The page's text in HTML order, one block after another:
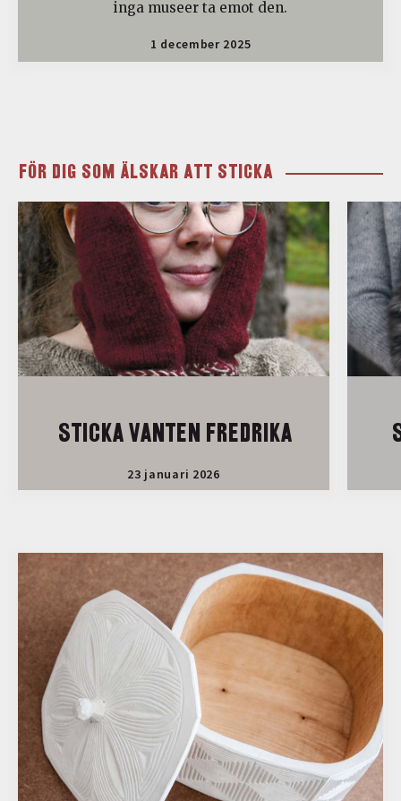
inga museer ta emot den.
1 december 2025
FÖR DIG SOM ÄLSKAR ATT STICKA
STICKA VANTEN FREDRIKA
23 januari 2026